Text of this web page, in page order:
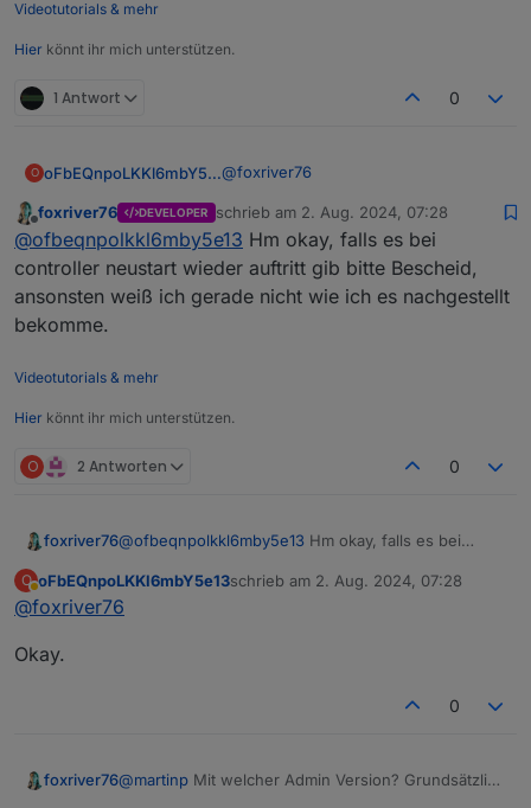
Videotutorials & mehr
Hier könnt ihr mich unterstützen.
1 Antwort 0
O oFbEQnpoLKKl6mbY5e13@foxriver76
Meine Einschätzung ist, dass für
jeden Alias mit Konvertierungsfunktion
die Meldung einmal vom Javascript-
Adapter kommt und einmal vom
Influxdb-Adapter, wenn derselbe Alias
"Millionen" Meldungen durchlaufen.
bereits erwähnt, nur einmal bzw.
Meldungen nicht erneut hervor.
Offline
foxriver76 DEVELOPER schrieb am 2. Aug. 2024, 07:28
zuletzt editiert von
@ofbeqnpolkkl6mby5e13 Hm okay, falls es bei
controller neustart wieder auftritt gib bitte Bescheid,
ansonsten weiß ich gerade nicht wie ich es nachgestellt
bekomme.
Videotutorials & mehr
Hier könnt ihr mich unterstützen.
O 2 Antworten 0
foxriver76@ofbeqnpolkkl6mby5e13 Hm okay, falls es bei
ansonsten weiß ich gerade nicht wie ich es
nachgestellt bekomme.
O
Abwesend
oFbEQnpoLKKl6mbY5e13schrieb am 2. Aug. 2024, 07:28
zuletzt editiert von
@foxriver76
Okay.
0
foxriver76@martinp Mit welcher Admin Version? Grundsätzlich